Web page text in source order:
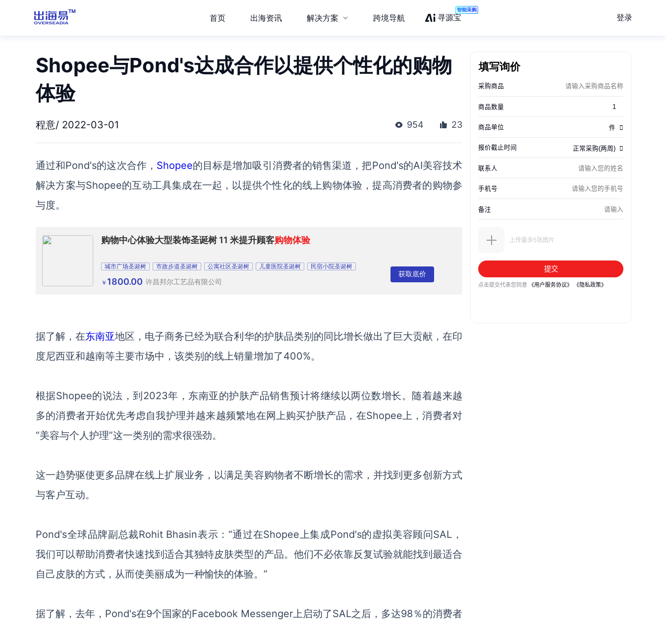
首页 出海资讯 解决方案 跨境导航 寻源宝
智能采购
登录
Shopee与Pond's达成合作以提供个性化的购物
体验
程意/ 2022-03-01 954 23
通过和Pond's的这次合作， Shopee的目标是增加吸引消费者的销售渠道，把Pond's的AI美容技术
解决方案与Shopee的互动工具集成在一起，以提供个性化的线上购物体验，提高消费者的购物参
与度。
购物中心体验大型装饰圣诞树 11 米提升顾客购物体验
城市广场圣诞树 市政步道圣诞树 公寓社区圣诞树 儿童医院圣诞树 民宿小院圣诞树
￥ 1800.00 许昌邦尔工艺品有限公司
获取底价
据了解，在东南亚地区，电子商务已经为联合利华的护肤品类别的同比增长做出了巨大贡献，在印
度尼西亚和越南等主要市场中，该类别的线上销量增加了400%。
根据Shopee的说法，到2023年，东南亚的护肤产品销售预计将继续以两位数增长。随着越来越
多的消费者开始优先考虑自我护理并越来越频繁地在网上购买护肤产品，在Shopee上，消费者对
“美容与个人护理”这一类别的需求很强劲。
这一趋势驱使更多品牌在线上扩展业务，以满足美容购物者不断增长的需求，并找到更多创新方式
与客户互动。
Pond's全球品牌副总裁Rohit Bhasin表示：“通过在Shopee上集成Pond's的虚拟美容顾问SAL，
我们可以帮助消费者快速找到适合其独特皮肤类型的产品。他们不必依靠反复试验就能找到最适合
自己皮肤的方式，从而使美丽成为一种愉快的体验。”
据了解，去年， Pond's在9个国家的Facebook Messenger上启动了SAL之后，多达98％的消费者